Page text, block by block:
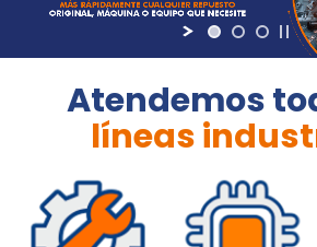
Atendemos
líneas